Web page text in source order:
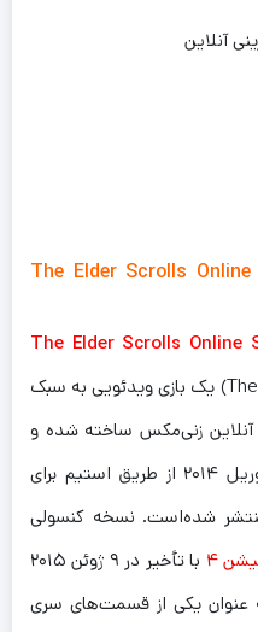
آنلاین
توضیحات بازی پلی استیشن 4 The Elder Scrolls Online
(به انگلیسی: The Elder Scrolls Online) یک بازی ویدئویی به سبک
آنلاین زنی‌مکس ساخته شده و
بوسیلهٔ بتزدا سافت‌ورکس در ۴ آوریل ۲۰۱۴ از طریق استیم برای
شده‌است. نسخه کنسولی
۴
با تأخیر در ۹ ژوئن ۲۰۱۵
عنوان یکی از قسمت‌های سری